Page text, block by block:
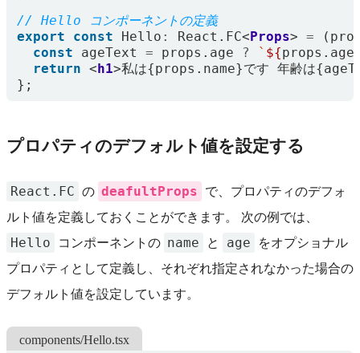
export
const Hello : React . FC<Props> = (
const
ageText = props . age ? ` ${props . age
return <h1>私は{props . name}です 年齢は{
};
プロパティのデフォルト値を設定する
React.FC の deafultProps
で、プロパティのデフォ
ルト値を定義しておくことができます。 次の例では、
Hello コンポーネントの name と age
をオプショナル
プロパティとして定義し、それぞれ指定されなかった場合の
デフォルト値を設定しています。
components/Hello.tsx